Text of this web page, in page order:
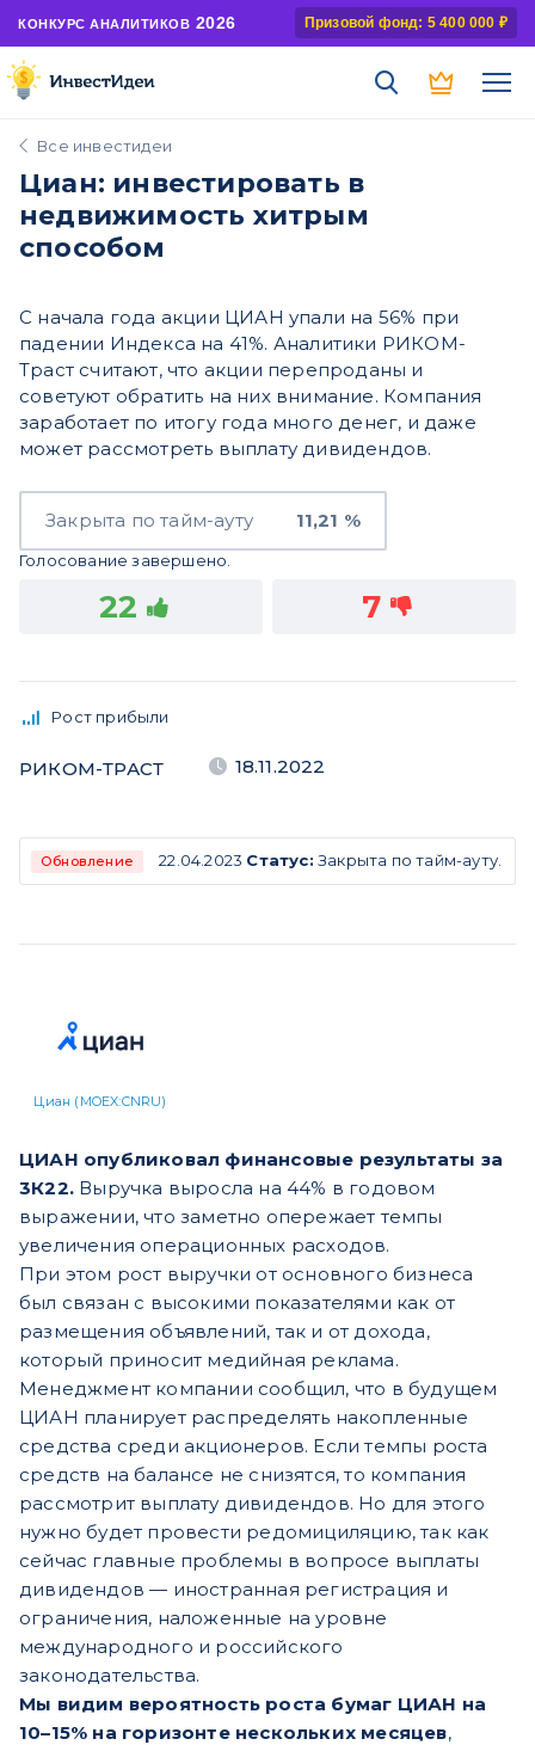
КОНКУРС АНАЛИТИКОВ 2026 Призовой фонд: 5 400 000 ₽
Все инвестидеи
Циан: инвестировать в
недвижимость хитрым
способом
С начала года акции ЦИАН упали на 56% при
падении Индекса на 41%. Аналитики РИКОМ-
Траст считают, что акции перепроданы и
советуют обратить на них внимание. Компания
заработает по итогу года много денег, и даже
может рассмотреть выплату дивидендов.
Закрыта по тайм-ауту 11,21 %
Голосование завершено.
22 7
Рост прибыли
РИКОМ-ТРАСТ 18.11.2022
Обновление 22.04.2023 Статус: Закрыта по тайм-ауту.
Циан (MOEX:CNRU)
ЦИАН опубликовал финансовые результаты за
3К22. Выручка выросла на 44% в годовом
выражении, что заметно опережает темпы
увеличения операционных расходов.
При этом рост выручки от основного бизнеса
был связан с высокими показателями как от
размещения объявлений, так и от дохода,
который приносит медийная реклама.
Менеджмент компании сообщил, что в будущем
ЦИАН планирует распределять накопленные
средства среди акционеров. Если темпы роста
средств на балансе не снизятся, то компания
рассмотрит выплату дивидендов. Но для этого
нужно будет провести редомициляцию, так как
сейчас главные проблемы в вопросе выплаты
дивидендов — иностранная регистрация и
ограничения, наложенные на уровне
международного и российского
законодательства.
Мы видим вероятность роста бумаг ЦИАН на
10–15% на горизонте нескольких месяцев,